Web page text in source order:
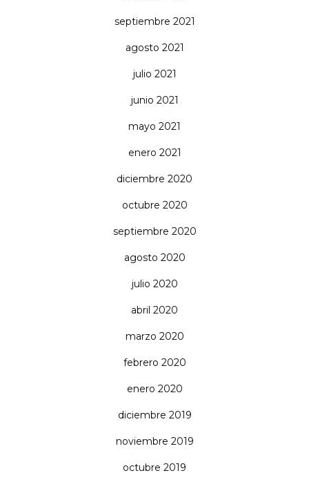
septiembre 2021
agosto 2021
julio 2021
junio 2021
mayo 2021
enero 2021
diciembre 2020
octubre 2020
septiembre 2020
agosto 2020
julio 2020
abril 2020
marzo 2020
febrero 2020
enero 2020
diciembre 2019
noviembre 2019
octubre 2019